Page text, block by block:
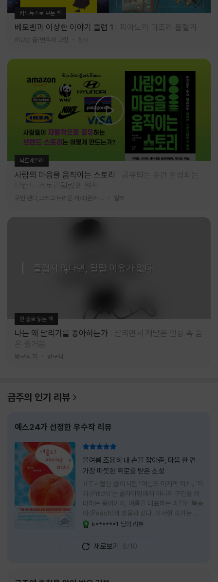
카드뉴스로 보는 책
베토벤과 이상한 이야기 클럽 1 피아노와 괴조와 흡혈귀
허교범 글/변우재 그림 창비
북트레일러
사람의 마음을 움직이는 스토리
공유되는 순간 완성되는
브랜드 스토리텔링의 원칙
알레
즐겁지 않다면, 달릴 이유가 없다
한 줄로 읽는 책
나는 왜 달리기를 좋아하는가
달리면서 깨달은 일상 속 숨
은 즐거움
방구석 저 방구석
금주의 인기 리뷰
예스24가 선정한 우수작 리뷰
올여름 조용히 내 손을 잡아준, 마음 한 켠
가장 따뜻한 위로를 받은 소설
#도서협찬 📗이서현 『여름의 마지막 피치』 '피
치(Pitch)'는 클라이밍에서 하나의 구간을 의
미하는 용어이자, 여름을 대표하는 과일인 복숭
아(Peach)의 발음과 같다. 이서현 작가는 이
중의적인 제목 안에 소설이 전하고 싶은 메시지
럼 가장 달콤하고 찬란한 계절인 여름. 하지만
그 여름도 끝이 있다. 그리고 클라이밍의 피치
k******1 님의 리뷰
새로보기 6/10